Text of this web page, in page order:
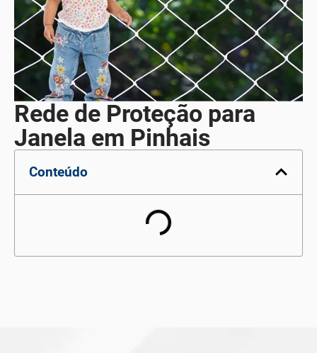
Rede de Proteção para
Janela em Pinhais
Conteúdo